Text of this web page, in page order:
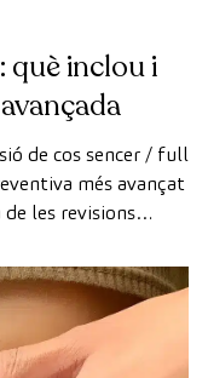
què inclou i
de cos sencer / full
més avançat
les revisions
per avaluar de
vitals, el sistema
els primers